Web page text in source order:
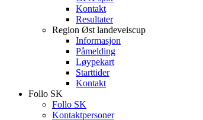
Kontakt
Resultater
Region Øst landeveiscup
Informasjon
Påmelding
Løypekart
Starttider
Kontakt
Follo SK
Follo SK
Kontaktpersoner